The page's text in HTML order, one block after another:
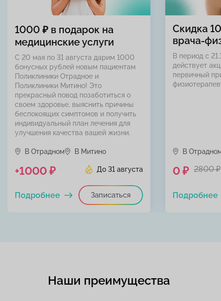
1000 ₽ в подарок на
медицинские услуги
С 20 мая по 31 августа дарим 1000
бонусных рублей новым пациентам
Поликлиники Отрадное и
Поликлиники Митино! Это
прекрасный повод позаботиться о
своем здоровье, выяснить причины
беспокоящих симптомов и получить
индивидуальный план лечения для
улучшения качества вашей жизни.
В Отрадном В Митино
До 31 августа
+1000 ₽
Записаться
Подробнее
Скидка
врача-
В период с
действует
первичный
В
0 ₽ 2800 ₽
Подробнее
Наши преимущества